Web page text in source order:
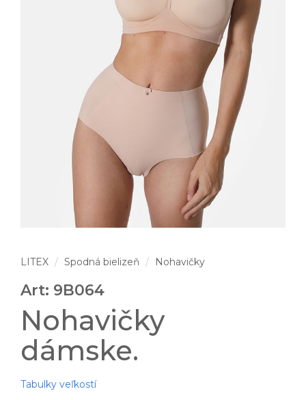
LITEX Spodná bielizeň Nohavičky
Art: 9B064
Nohavičky
dámske.
Tabulky veľkostí